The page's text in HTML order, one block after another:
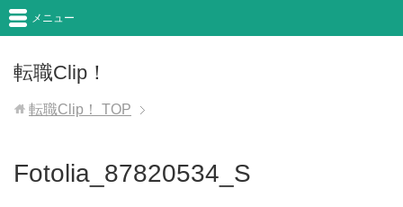
転職Clip！
メニュー
転職Clip！ TOP
Fotolia_87820534_S